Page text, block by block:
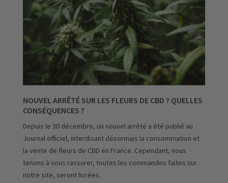
NOUVEL ARRÊTÉ SUR LES FLEURS DE CBD ? QUELLES
CONSÉQUENCES ?
Depuis le 30 décembre, un nouvel arrêté a été publié au
Journal officiel, interdisant désormais la consommation et
la vente de fleurs de CBD en France. Cependant, nous
tenons à vous rassurer, toutes les commandes faites sur
notre site, seront livrées.